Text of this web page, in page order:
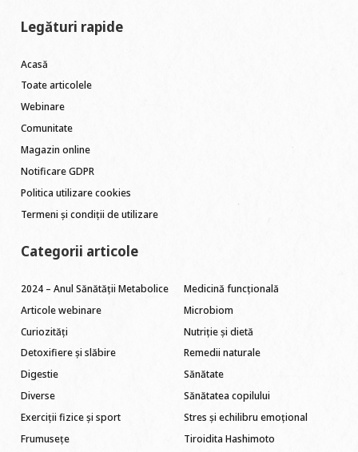
Legături rapide
Acasă
Toate articolele
Webinare
Comunitate
Magazin online
Notificare GDPR
Politica utilizare cookies
Termeni și condiții de utilizare
Categorii articole
2024 – Anul Sănătății Metabolice
Articole webinare
Curiozități
Detoxifiere și slăbire
Digestie
Diverse
Exerciții fizice și sport
Frumusețe
Medicină funcțională
Microbiom
Nutriție și dietă
Remedii naturale
Sănătate
Sănătatea copilului
Stres și echilibru emoțional
Tiroidita Hashimoto